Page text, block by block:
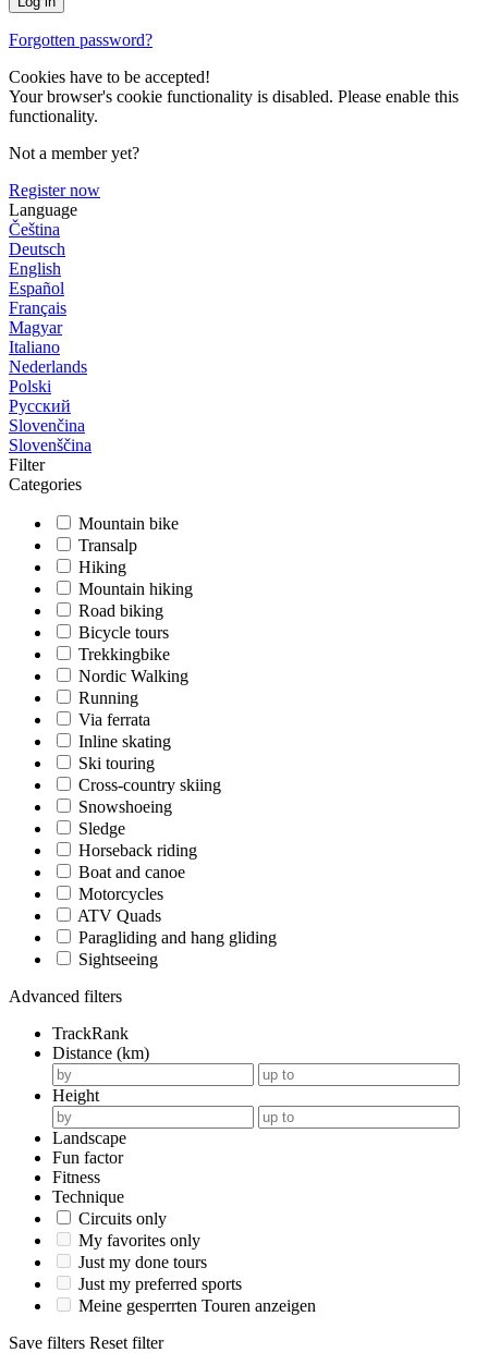
Forgotten password?
Cookies have to be accepted!
Your browser's cookie functionality is disabled. Please enable this
functionality.
Not a member yet?
Register now
Language
Čeština
Deutsch
English
Español
Français
Magyar
Italiano
Nederlands
Polski
Русский
Slovenčina
Slovenščina
Filter
Categories
Mountain bike
Transalp
Hiking
Mountain hiking
Road biking
Bicycle tours
Trekkingbike
Nordic Walking
Running
Via ferrata
Inline skating
Ski touring
Cross-country skiing
Snowshoeing
Sledge
Horseback riding
Boat and canoe
Motorcycles
ATV Quads
Paragliding and hang gliding
Sightseeing
Advanced filters
TrackRank
Distance (km)
Height
Landscape
Fun factor
Fitness
Technique
Circuits only
My favorites only
Just my done tours
Just my preferred sports
Meine gesperrten Touren anzeigen
Save filters Reset filter